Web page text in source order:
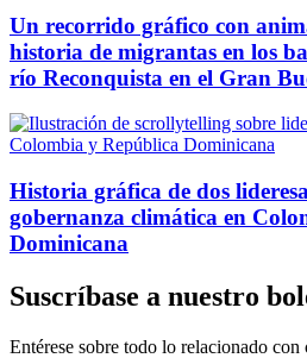
Un recorrido gráfico con
historia de migrantas en los
río Reconquista en el Gran
Historia gráfica de dos
gobernanza climática en
Dominicana
Suscríbase a nuestro
Entérese sobre todo lo relacionado